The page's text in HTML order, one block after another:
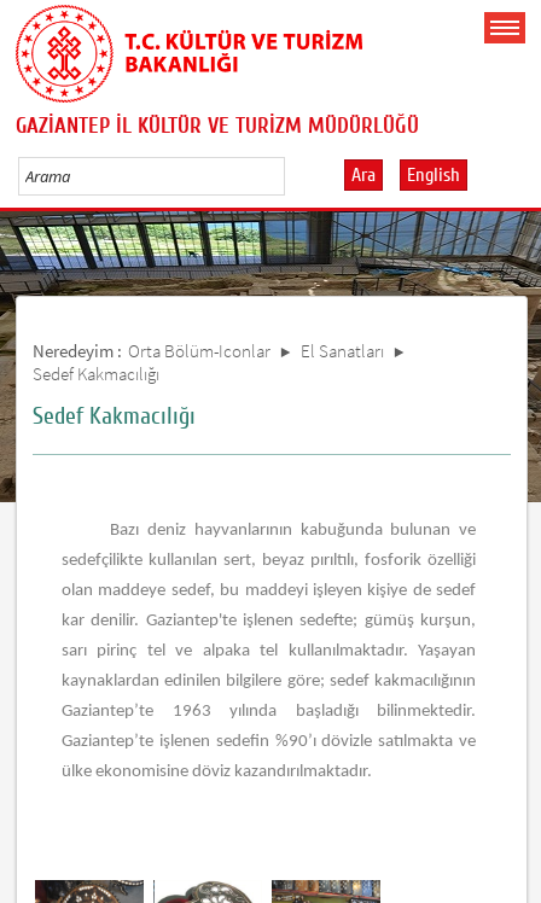
GAZİANTEP İL KÜLTÜR VE TURİZM MÜDÜRLÜĞÜ
Ara English
Neredeyim : Orta Bölüm-Iconlar
El Sanatları
Sedef Kakmacılığı
Sedef Kakmacılığı
Bazı deniz hayvanlarının kabuğunda bulunan ve
sedefçilikte kullanılan sert, beyaz pırıltılı, fosforik özelliği
olan maddeye sedef, bu maddeyi işleyen kişiye de sedef
kar denilir. Gaziantep'te işlenen sedefte; gümüş kurşun,
sarı pirinç tel ve alpaka tel kullanılmaktadır. Yaşayan
kaynaklardan edinilen bilgilere göre; sedef kakmacılığının
Gaziantep’te 1963 yılında başladığı bilinmektedir.
Gaziantep’te işlenen sedefin %90’ı dövizle satılmakta ve
ülke ekonomisine döviz kazandırılmaktadır.